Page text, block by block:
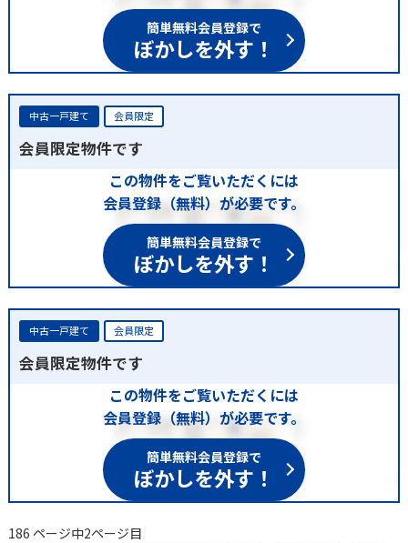
簡単無料会員登録で
ぼかしを外す！
中古一戸建て 会員限定
会員限定物件です
この物件をご覧いただくには
会員登録（無料）が必要です。
簡単無料会員登録で
ぼかしを外す！
中古一戸建て 会員限定
会員限定物件です
この物件をご覧いただくには
会員登録（無料）が必要です。
簡単無料会員登録で
ぼかしを外す！
186 ページ中2ページ目